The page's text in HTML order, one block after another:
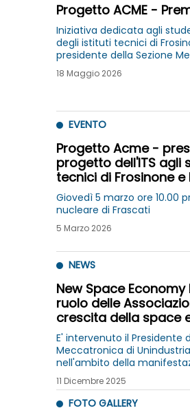
Progetto ACME -
Iniziativa dedicata agli
degli istituti tecnici di
presidente della Sezione
Klinger
18 Maggio 2026
EVENTO
Progetto Acme - presentazione del
progetto dell'ITS agli
tecnici di Frosinone e
Giovedì 5 marzo ore 10.00
nucleare di Frascati
5 Marzo 2026
NEWS
New Space
ruolo delle
crescita della space
E' intervenuto il Presidente
Meccatronica di
nell'ambito della
svolgendo alla Fiera di
2025
11 Dicembre 2025
FOTO GALLERY